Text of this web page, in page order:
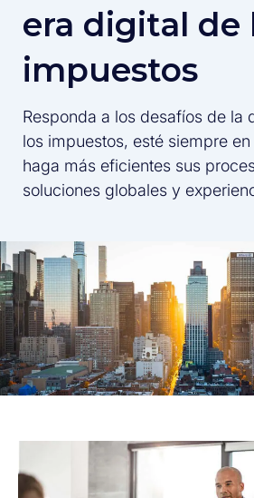
era digital de
impuestos
Responda a los desafíos de la
los impuestos, esté siempre
haga más eficientes sus
soluciones globales y